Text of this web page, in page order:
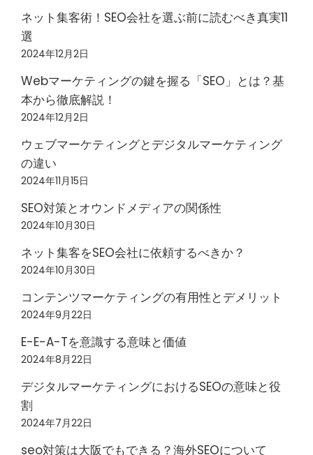
ネット集客術！SEO会社を選ぶ前に読むべき真実11
選
2024年12月2日
Webマーケティングの鍵を握る「SEO」とは？基
本から徹底解説！
2024年12月2日
ウェブマーケティングとデジタルマーケティング
の違い
2024年11月15日
SEO対策とオウンドメディアの関係性
2024年10月30日
ネット集客をSEO会社に依頼するべきか？
2024年10月30日
コンテンツマーケティングの有用性とデメリット
2024年9月22日
E-E-A-Tを意識する意味と価値
2024年8月22日
デジタルマーケティングにおけるSEOの意味と役
割
2024年7月22日
seo対策は大阪でもできる？海外SEOについて